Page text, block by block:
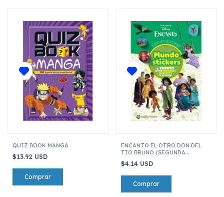
QUIZ BOOK MANGA
$13.92 USD
ENCANTO EL OTRO DON DEL
TIO BRUNO (SEGUNDA
$4.14 USD